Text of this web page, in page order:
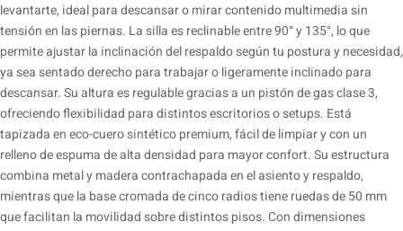
levantarte, ideal para descansar o mirar contenido multimedia sin
tensión en las piernas. La silla es reclinable entre 90° y 135°, lo que
permite ajustar la inclinación del respaldo según tu postura y necesidad,
ya sea sentado derecho para trabajar o ligeramente inclinado para
descansar. Su altura es regulable gracias a un pistón de gas clase 3,
ofreciendo flexibilidad para distintos escritorios o setups. Está
tapizada en eco-cuero sintético premium, fácil de limpiar y con un
relleno de espuma de alta densidad para mayor confort. Su estructura
combina metal y madera contrachapada en el asiento y respaldo,
mientras que la base cromada de cinco radios tiene ruedas de 50 mm
que facilitan la movilidad sobre distintos pisos. Con dimensiones